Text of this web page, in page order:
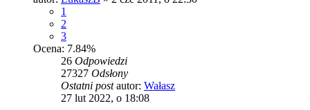
1
2
3
Ocena: 7.84%
26 Odpowiedzi
27327 Odsłony
Ostatni postautor: Wałasz
27 lut 2022, o 18:08